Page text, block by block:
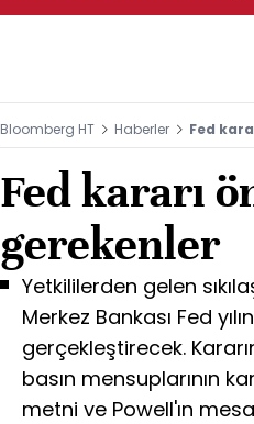
Bloomberg HT Haberler Fed
Fed kararı
gerekenler
Yetkililerden gelen
Merkez Bankası Fed
gerçekleştirecek.
basın mensuplarının
metni ve Powell'ın